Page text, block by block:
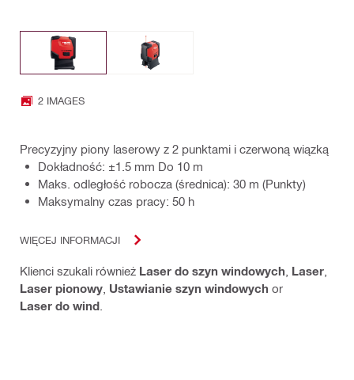
2 IMAGES
Precyzyjny piony laserowy z 2 punktami i czerwoną wiązką
Dokładność: ±1.5 mm Do 10 m
Maks. odległość robocza (średnica): 30 m (Punkty)
Maksymalny czas pracy: 50 h
WIĘCEJ INFORMACJI
Klienci szukali również Laser do szyn windowych Laser
Laser pionowy Ustawianie szyn windowych or
Laser do wind